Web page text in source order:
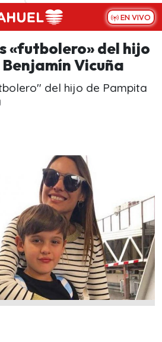
EN VIVO
«futbolero» del hijo
Vicuña
del hijo de Pampita